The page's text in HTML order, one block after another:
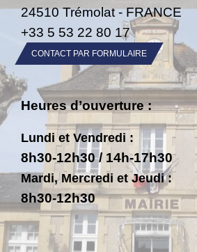
24510 Trémolat - FRANCE
+33 5 53 22 80 17
CONTACT PAR FORMULAIRE
Heures d’ouverture :
Lundi et Vendredi :
8h30-12h30 / 14h-17h30
Mardi, Mercredi et Jeudi :
8h30-12h30